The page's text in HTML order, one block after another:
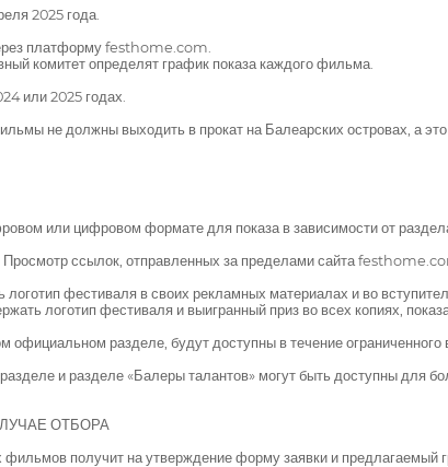
2025 года.
платформу festhome.com.
комитет определят график показа каждого фильма.
или 2025 годах.
не должны выходить в прокат на Балеарских островах, а
или цифровом формате для показа в зависимости от
ссылок, отправленных за пределами сайта
фестиваля в своих рекламных материалах и во
логотип фестиваля и выигранный приз во всех копиях,
разделе, будут доступны в течение
и разделе «Балеры талантов» могут быть доступны для
ОТБОРА
получит на утверждение форму заявки и предлагаемый